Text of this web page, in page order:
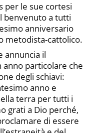
per le sue cortesi
benvenuto a tutti
anniversario
metodista-cattolico.
annuncia il
particolare che
degli schiavi:
anno e
terra per tutti i
grati a Dio perché,
di essere